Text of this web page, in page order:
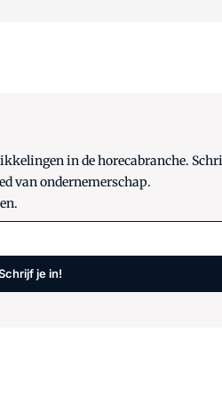
in de horecabranche.
van ondernemerschap.
je in!